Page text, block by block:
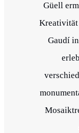
Güell
Kreativität
Gaudí